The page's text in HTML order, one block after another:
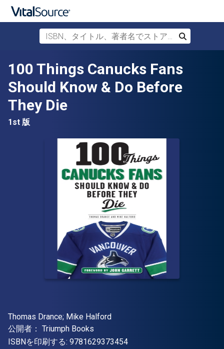
メインコンテンツへスキップ
ISBN、タイトル、著者名でストアを検索
検索
100 Things Canucks Fans
Should Know & Do Before
They Die
1st 版
著者
Thomas Drance; Mike Halford
出版社
公開者： Triumph Books
ISBNを印刷する: 9781629373454"ISBN-13 9781629373454"